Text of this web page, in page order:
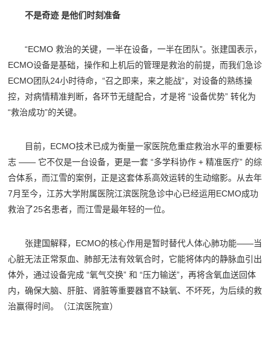
不是奇迹 是他们时刻准备
“ECMO 救治的关键，一半在设备，一半在团队”。张建国表示，
ECMO设备是基础，操作和上机后的管理是救治的前提，而我们急诊
ECMO团队24小时待命，“召之即来，来之能战”，对设备的熟练操
控，对病情精准判断，各环节无缝配合，才是将 “设备优势” 转化为
“救治成功”的关键。
目前，ECMO技术已成为衡量一家医院危重症救治水平的重要标
志 —— 它不仅是一台设备，更是一套 “多学科协作 + 精准医疗” 的综
合体系，而江雪的案例，正是这套体系高效运转的生动缩影。从去年
7月至今，江苏大学附属医院江滨医院急诊中心已经运用ECMO成功
救治了25名患者，而江雪是最年轻的一位。
张建国解释，ECMO的核心作用是暂时替代人体心肺功能——当
心脏无法正常泵血、肺部无法有效氧合时，它能将体内的静脉血引出
体外，通过设备完成 “氧气交换” 和 “压力输送”，再将含氧血送回体
内，确保大脑、肝脏、肾脏等重要器官不缺氧、不坏死，为后续的救
治赢得时间。（江滨医院宣）